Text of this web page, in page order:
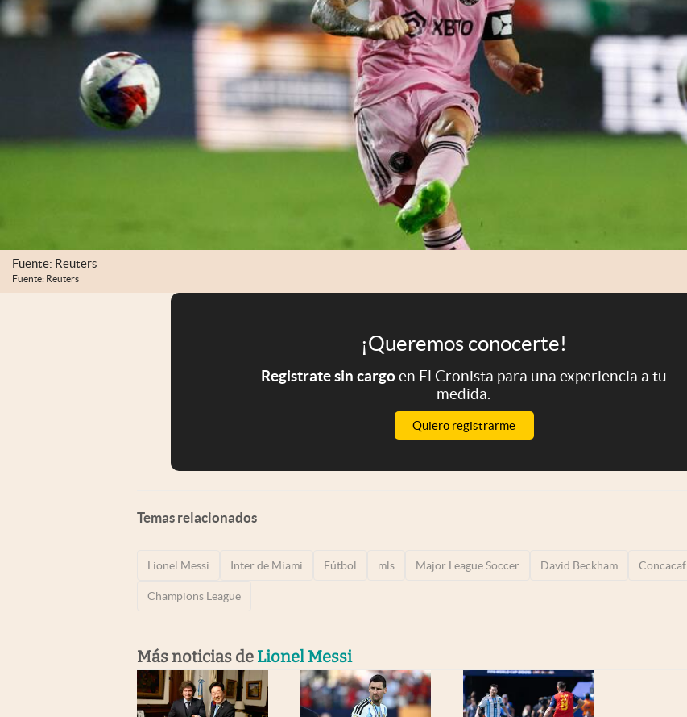
Fuente: Reuters
Fuente: Reuters
¡Queremos conocerte!
Registrate sin cargoen El Cronista para una experiencia a tu
medida.
Quiero registrarme
Temas relacionados
Lionel Messi Inter de Miami Fútbol mls Major League Soccer David Beckham Concacaf
Champions League
Más noticias de Lionel Messi